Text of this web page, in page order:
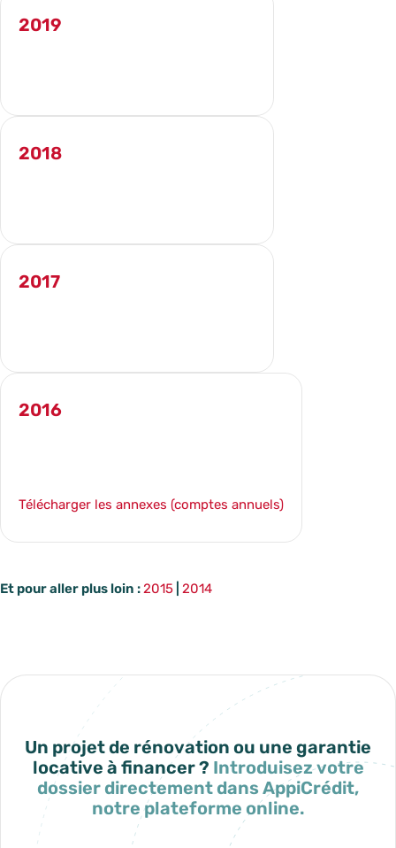
2019
2018
2017
2016
Télécharger les annexes (comptes annuels)
Et pour aller plus loin : 2015 2014
Un projet de rénovation ou une garantie
locative à financer ? Introduisez votre
dossier directement dans AppiCrédit,
notre plateforme online.